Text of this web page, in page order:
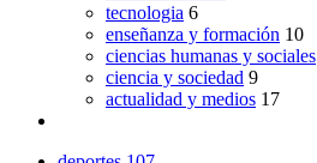
tecnologia 6
enseñanza y formación 10
ciencias humanas y sociales
ciencia y sociedad 9
actualidad y medios 17